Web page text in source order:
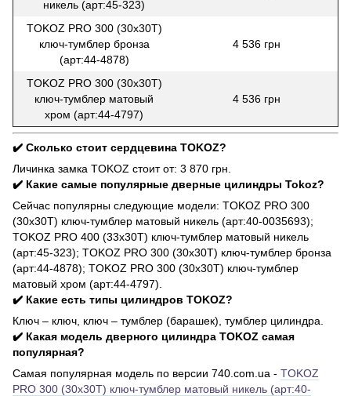
никель (арт:45-323)
TOKOZ PRO 300 (30x30T)
ключ-тумблер бронза
(арт:44-4878)
4 536 грн
TOKOZ PRO 300 (30x30T)
ключ-тумблер матовый
хром (арт:44-4797)
4 536 грн
✔️ Сколько стоит сердцевина TOKOZ?
Личинка замка TOKOZ стоит от: 3 870 грн.
✔️ Какие самые популярные дверные цилиндры Tokoz?
Сейчас популярны следующие модели: TOKOZ PRO 300
(30x30T) ключ-тумблер матовый никель (арт:40-0035693);
TOKOZ PRO 400 (33x30T) ключ-тумблер матовый никель
(арт:45-323); TOKOZ PRO 300 (30x30T) ключ-тумблер бронза
(арт:44-4878); TOKOZ PRO 300 (30x30T) ключ-тумблер
матовый хром (арт:44-4797).
✔️ Какие есть типы цилиндров TOKOZ?
Ключ – ключ, ключ – тумблер (барашек), тумблер цилиндра.
✔️ Какая модель дверного цилиндра TOKOZ самая
популярная?
Самая популярная модель по версии 740.com.ua - TOKOZ
PRO 300 (30x30T) ключ-тумблер матовый никель (арт:40-